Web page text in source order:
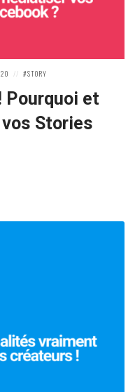
POSTED
STORY
Pourquoi et
Stories